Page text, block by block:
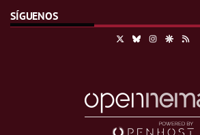
SÍGUENOS
BlueskyInstagram
Google